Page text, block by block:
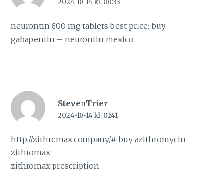
2024-10-14 kl. 00:33
neurontin 800 mg tablets best price:buy
gabapentin – neurontin mexico
StevenTrier
2024-10-14 kl. 01:41
http://zithromax.company/# buy azithromycin
zithromax
zithromax prescription